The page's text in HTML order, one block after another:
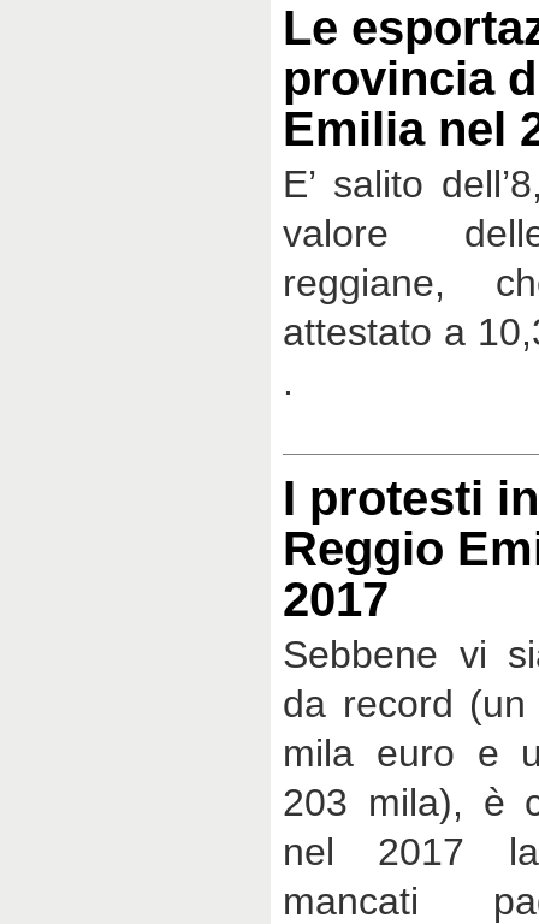
Le
provincia
Emilia nel
E’ salito
valore
reggiane,
attestato a
.
I protesti
Reggio
2017
Sebbene vi
da record
mila euro e
203 mila), è
nel 2017
mancati